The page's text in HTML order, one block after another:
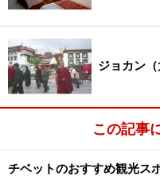
※記事内容は執筆時点のもの
い。
※海外を訪れる際には最新情
ホームページ」を確認する
ジョカン
この記事
チベットのおすすめ観光ス